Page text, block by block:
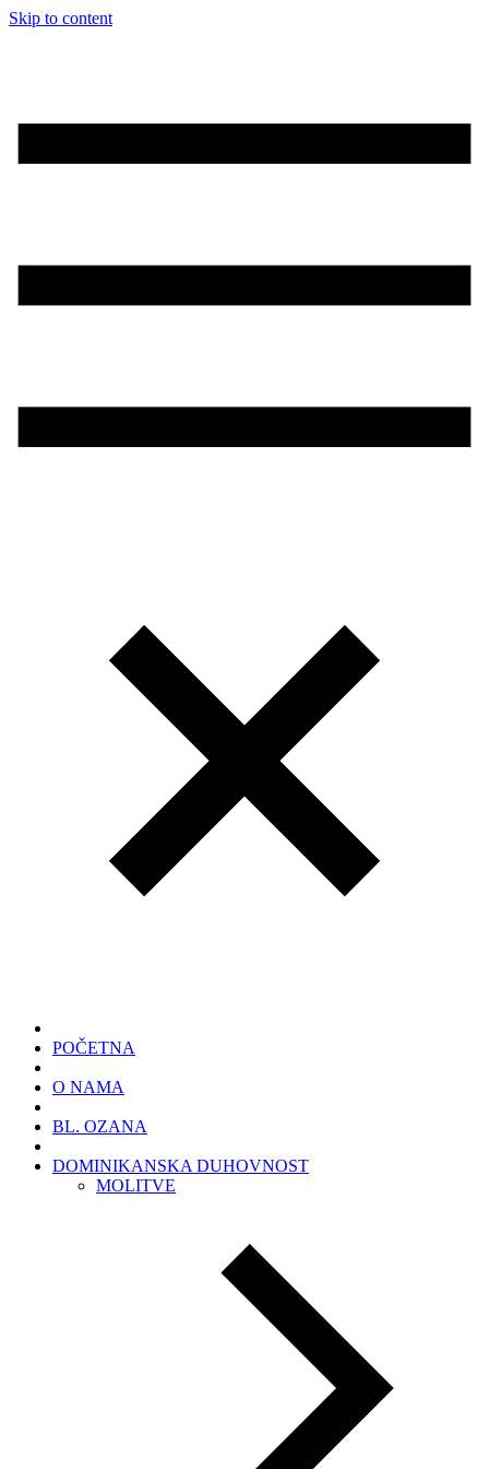
Skip to content
POČETNA
O NAMA
BL. OZANA
DOMINIKANSKA DUHOVNOST
MOLITVE